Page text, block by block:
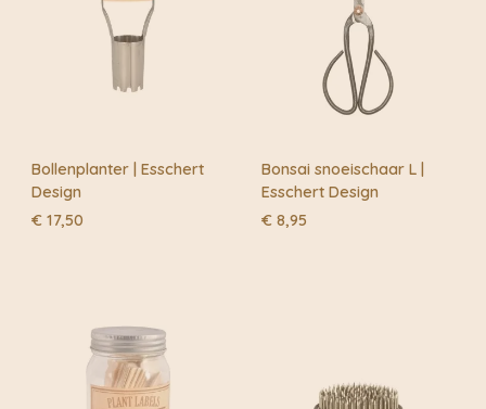
Bollenplanter | Esschert
Design
€ 17,50
Bonsai snoeischaar L |
Esschert Design
€ 8,95